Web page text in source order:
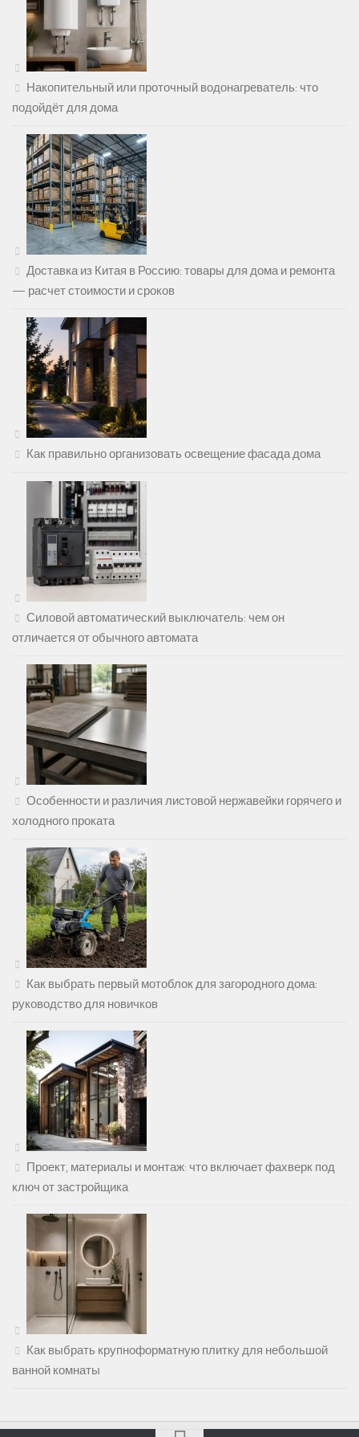
Накопительный или проточный водонагреватель: что
подойдёт для дома
Доставка из Китая в Россию: товары для дома и ремонта
— расчет стоимости и сроков
Как правильно организовать освещение фасада дома
Силовой автоматический выключатель: чем он
отличается от обычного автомата
Особенности и различия листовой нержавейки горячего и
холодного проката
Как выбрать первый мотоблок для загородного дома:
руководство для новичков
Проект, материалы и монтаж: что включает фахверк под
ключ от застройщика
Как выбрать крупноформатную плитку для небольшой
ванной комнаты